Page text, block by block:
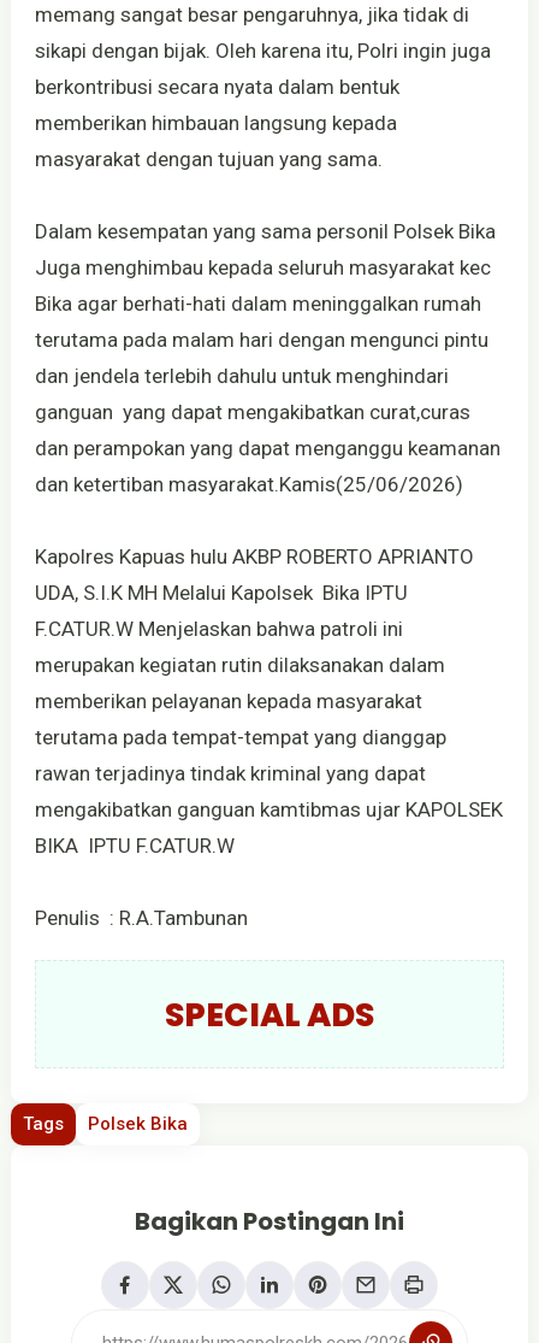
memang sangat besar pengaruhnya, jika tidak di
sikapi dengan bijak. Oleh karena itu, Polri ingin juga
berkontribusi secara nyata dalam bentuk
memberikan himbauan langsung kepada
masyarakat dengan tujuan yang sama.
Dalam kesempatan yang sama personil Polsek Bika
Juga menghimbau kepada seluruh masyarakat kec
Bika agar berhati-hati dalam meninggalkan rumah
terutama pada malam hari dengan mengunci pintu
dan jendela terlebih dahulu untuk menghindari
ganguan yang dapat mengakibatkan curat,curas
dan perampokan yang dapat menganggu keamanan
dan ketertiban masyarakat.Kamis(25/06/2026)
Kapolres Kapuas hulu AKBP ROBERTO APRIANTO
UDA, S.I.K MH Melalui Kapolsek Bika IPTU
F.CATUR.W Menjelaskan bahwa patroli ini
merupakan kegiatan rutin dilaksanakan dalam
memberikan pelayanan kepada masyarakat
terutama pada tempat-tempat yang dianggap
rawan terjadinya tindak kriminal yang dapat
mengakibatkan ganguan kamtibmas ujar KAPOLSEK
BIKA IPTU F.CATUR.W
Penulis : R.A.Tambunan
SPECIAL ADS
Tags Polsek Bika
Bagikan Postingan Ini